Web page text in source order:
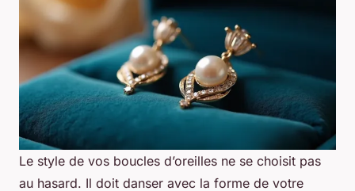
Le style de vos boucles d’oreilles ne se choisit pas
au hasard. Il doit danser avec la forme de votre